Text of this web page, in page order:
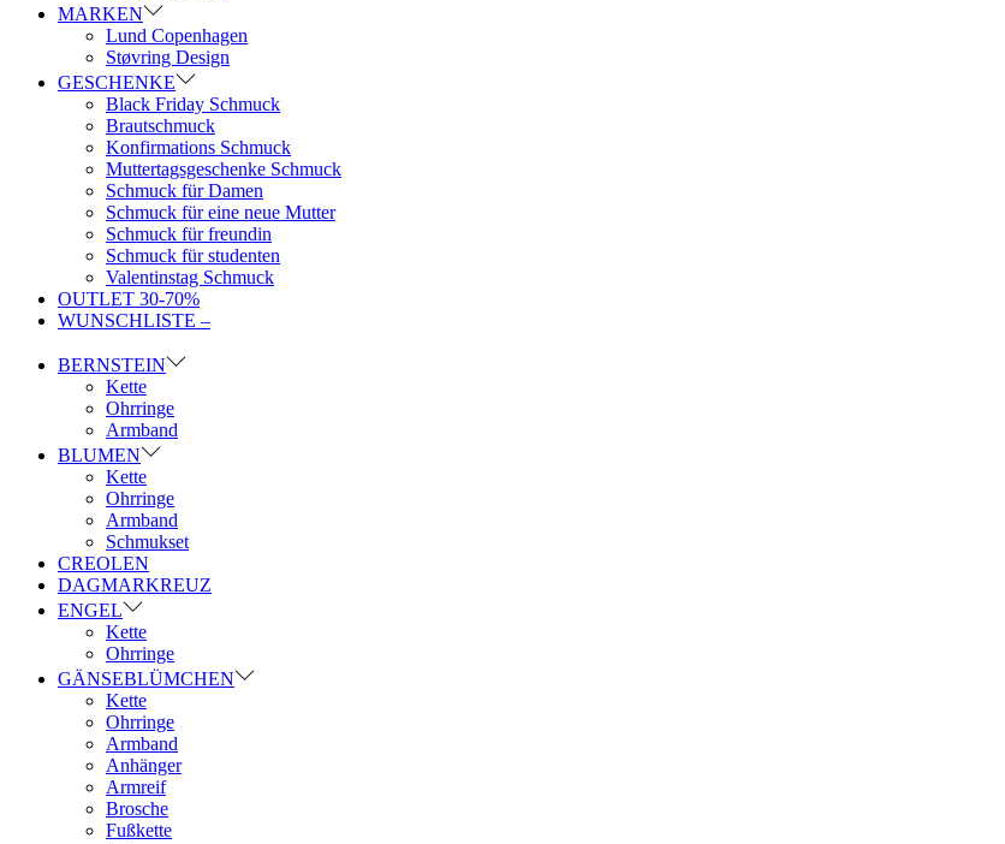
MARKEN
Lund Copenhagen
Støvring Design
GESCHENKE
Black Friday Schmuck
Brautschmuck
Konfirmations Schmuck
Muttertagsgeschenke Schmuck
Schmuck für Damen
Schmuck für eine neue Mutter
Schmuck für freundin
Schmuck für studenten
Valentinstag Schmuck
OUTLET 30-70%
WUNSCHLISTE –
BERNSTEIN
Kette
Ohrringe
Armband
BLUMEN
Kette
Ohrringe
Armband
Schmukset
CREOLEN
DAGMARKREUZ
ENGEL
Kette
Ohrringe
GÄNSEBLÜMCHEN
Kette
Ohrringe
Armband
Anhänger
Armreif
Brosche
Fußkette